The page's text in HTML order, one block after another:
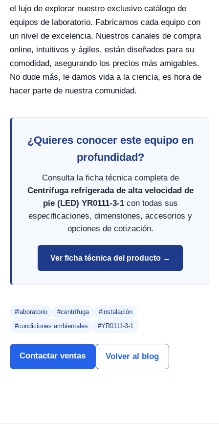
el lujo de explorar nuestro exclusivo catálogo de
equipos de laboratorio. Fabricamos cada equipo con
un nivel de excelencia. Nuestros canales de compra
online, intuitivos y ágiles, están diseñados para su
comodidad, asegurando los precios más amigables.
No dude más, le damos vida a la ciencia, es hora de
hacer parte de nuestra comunidad.
¿Quieres conocer este equipo en
profundidad?
Consulta la ficha técnica completa de
Centrífuga refrigerada de alta velocidad de
pie (LED) YR0111-3-1 con todas sus
especificaciones, dimensiones, accesorios y
opciones de cotización.
Ver ficha técnica del producto →
#laboratorio #centrífuga
#instalación
#condiciones ambientales
#YR0111-3-1
Contactar ventas Volver al blog